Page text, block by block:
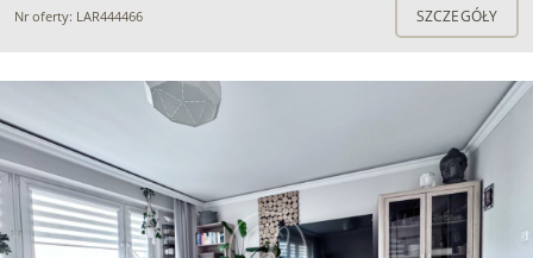
Nr oferty: LAR444466 SZCZEGÓŁY